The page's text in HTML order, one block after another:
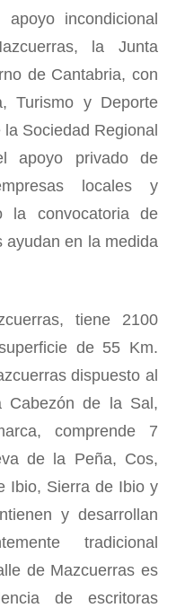
incondicional
la Junta
de Cantabria, con
Turismo y Deporte
Sociedad Regional
apoyo privado de
locales y
la convocatoria de
ayudan en la medida
tiene 2100
de 55 Km.
dispuesto al
de la Sal,
comprende 7
de la Peña, Cos,
Ibio, Sierra de Ibio y
y desarrollan
tradicional
de Mazcuerras es
de escritoras